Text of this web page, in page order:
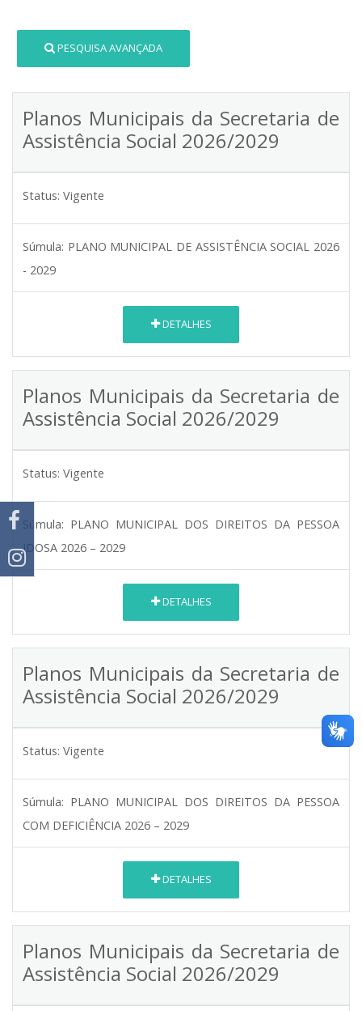
PESQUISA AVANÇADA
Planos Municipais da Secretaria de
Assistência Social 2026/2029
Status: Vigente
Súmula: PLANO MUNICIPAL DE ASSISTÊNCIA SOCIAL 2026
- 2029
DETALHES
Planos Municipais da Secretaria de
Assistência Social 2026/2029
Status: Vigente
Súmula: PLANO MUNICIPAL DOS DIREITOS DA PESSOA
IDOSA 2026 – 2029
DETALHES
Planos Municipais da Secretaria de
Assistência Social 2026/2029
Status: Vigente
Súmula: PLANO MUNICIPAL DOS DIREITOS DA PESSOA
COM DEFICIÊNCIA 2026 – 2029
DETALHES
Planos Municipais da Secretaria de
Assistência Social 2026/2029